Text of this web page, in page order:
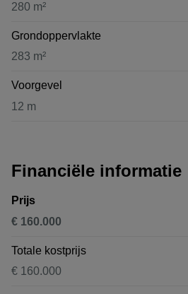
280 m²
Grondoppervlakte
283 m²
Voorgevel
12 m
Financiële informatie
Prijs
€ 160.000
Totale kostprijs
€ 160.000